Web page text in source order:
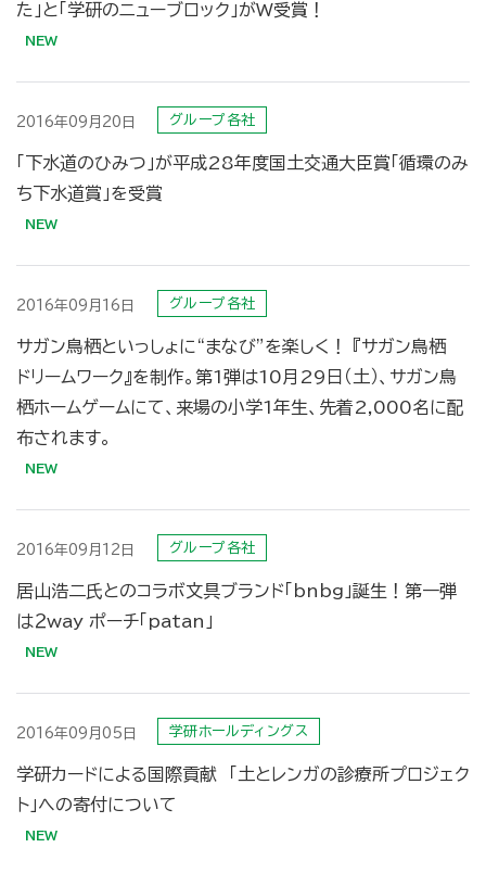
た」と「学研のニューブロック」がW受賞！
2016年09月20日 グループ各社
「下水道のひみつ」が平成28年度国土交通大臣賞「循環のみ
ち下水道賞」を受賞
2016年09月16日 グループ各社
サガン鳥栖といっしょに“まなび”を楽しく！ 『サガン鳥栖
ドリームワーク』を制作。第1弾は10月29日（土）、サガン鳥
栖ホームゲームにて、来場の小学1年生、先着2,000名に配
布されます。
2016年09月12日 グループ各社
居山浩二氏とのコラボ文具ブランド「bnbg」誕生！第一弾
は２way ポーチ「patan」
2016年09月05日 学研ホールディングス
学研カードによる国際貢献 「土とレンガの診療所プロジェク
ト」への寄付について